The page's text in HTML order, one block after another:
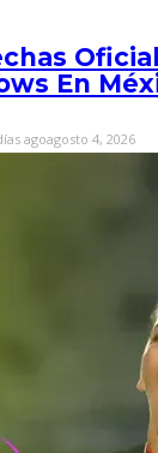
En
agoagosto 4, 2026